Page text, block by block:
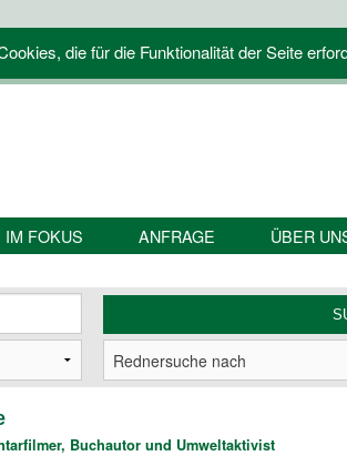
die für die Funktionalität der Seite
IM FOKUS ANFRAGE ÜBER
Buchautor und Umweltaktivist